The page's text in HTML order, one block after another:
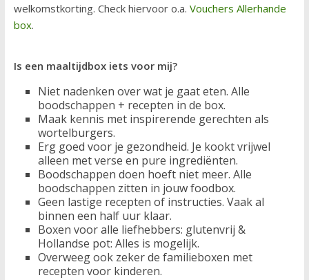
welkomstkorting. Check hiervoor o.a. Vouchers Allerhande
box.
Is een maaltijdbox iets voor mij?
Niet nadenken over wat je gaat eten. Alle
boodschappen + recepten in de box.
Maak kennis met inspirerende gerechten als
wortelburgers.
Erg goed voor je gezondheid. Je kookt vrijwel
alleen met verse en pure ingrediënten.
Boodschappen doen hoeft niet meer. Alle
boodschappen zitten in jouw foodbox.
Geen lastige recepten of instructies. Vaak al
binnen een half uur klaar.
Boxen voor alle liefhebbers: glutenvrij &
Hollandse pot: Alles is mogelijk.
Overweeg ook zeker de familieboxen met
recepten voor kinderen.